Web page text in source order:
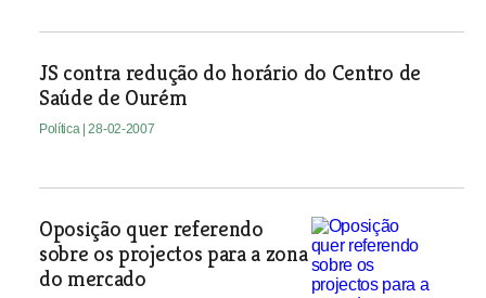
JS contra redução do horário do Centro de
Saúde de Ourém
Política | 28-02-2007
Oposição quer referendo
sobre os projectos para a zona
do mercado